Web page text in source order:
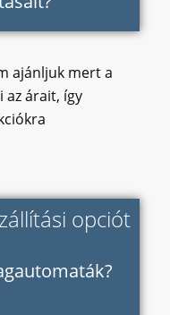
ajánljuk mert a
az árait, így
opciót